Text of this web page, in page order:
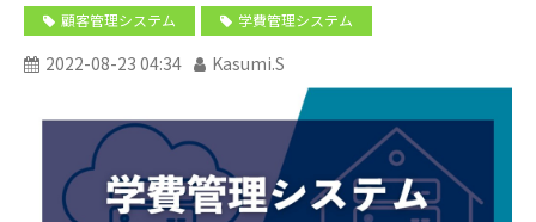
顧客管理システム 学費管理システム
2022-08-23 04:34 Kasumi.S